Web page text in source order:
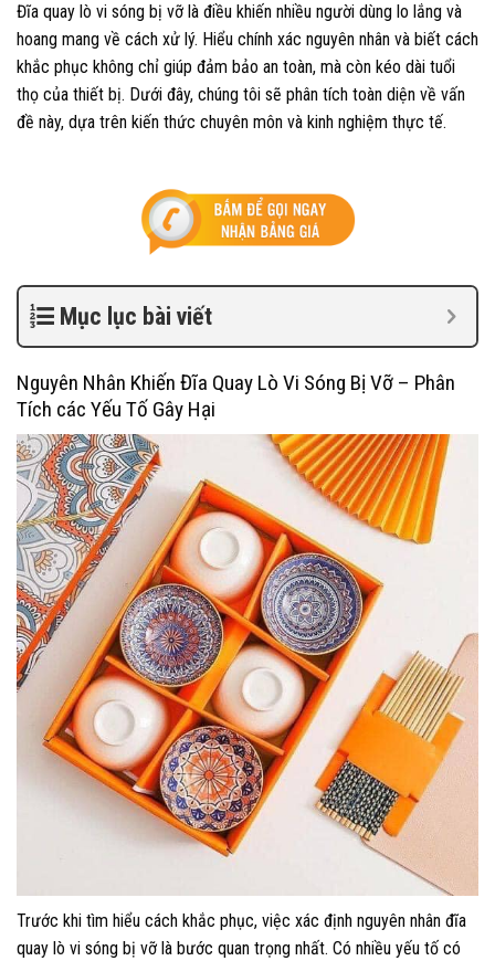
Đĩa quay lò vi sóng bị vỡ là điều khiến nhiều người dùng lo lắng và
hoang mang về cách xử lý. Hiểu chính xác nguyên nhân và biết cách
khắc phục không chỉ giúp đảm bảo an toàn, mà còn kéo dài tuổi
thọ của thiết bị. Dưới đây, chúng tôi sẽ phân tích toàn diện về vấn
đề này, dựa trên kiến thức chuyên môn và kinh nghiệm thực tế.
Mục lục bài viết
Nguyên Nhân Khiến Đĩa Quay Lò Vi Sóng Bị Vỡ – Phân
Tích các Yếu Tố Gây Hại
Trước khi tìm hiểu cách khắc phục, việc xác định nguyên nhân đĩa
quay lò vi sóng bị vỡ là bước quan trọng nhất. Có nhiều yếu tố có